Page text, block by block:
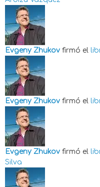
Evgeny Zhukov firmó el
Evgeny Zhukov firmó el
Evgeny Zhukov firmó el
Silva